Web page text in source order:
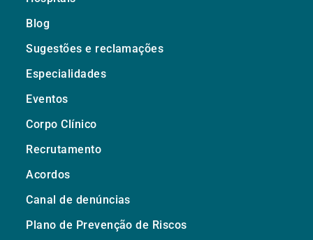
Blog
Sugestões e reclamações
Especialidades
Eventos
Corpo Clínico
Recrutamento
Acordos
Canal de denúncias
Plano de Prevenção de Riscos